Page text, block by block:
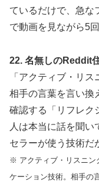
ているだけで、急な
で動画を見ながら5
22. 名無しのReddit
「アクティブ・リ
相手の言葉を言い換
確認する「リフレク
人は本当に話を聞
セラーが使う技術だ
※ アクティブ・リスニン
ケーション技術。相手の